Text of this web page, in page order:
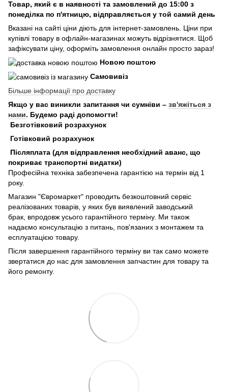
Товар, який є в наявності та замовлений до 15:00 з
понеділка по п'ятницю, відправляється у той самий день
Вказані на сайті ціни діють для інтернет-замовлень. Ціни при
купівлі товару в офлайн-магазинах можуть відрізнятися. Щоб
зафіксувати ціну, оформіть замовлення онлайн просто зараз!
Новою поштою
Самовивіз
Більше інформації про доставку
Якщо у вас виникли запитання чи сумніви – зв'яжіться з
нами. Будемо раді допомогти!
Безготівковий розрахунок
Готівковий розрахунок
Післяплата (для відправлення необхідний аванс, що
покриває транспортні видатки)
Професійна техніка забезпечена гарантією на термін від 1
року.
Магазин "Євромаркет" проводить безкоштовний сервіс
реалізованих товарів, у яких був виявлений заводський
брак, впродовж усього гарантійного терміну. Ми також
надаємо консультацію з питань, пов'язаних з монтажем та
есплуатацією товару.
Після завершення гарантійного терміну ви так само можете
звертатися до нас для замовлення запчастин для товару та
його ремонту.